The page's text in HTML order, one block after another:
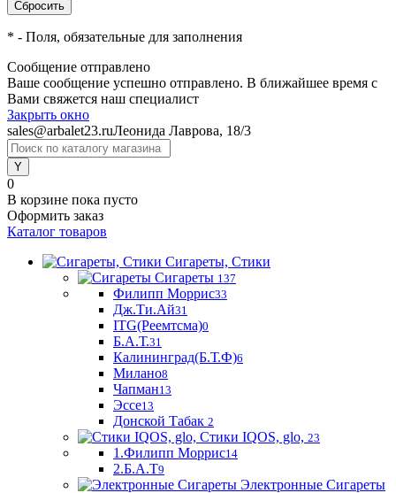
* - Поля, обязательные для заполнения
Сообщение отправлено
Ваше сообщение успешно отправлено. В ближайшее время с
Вами свяжется наш специалист
Закрыть окно
sales@arbalet23.ruЛеонида Лаврова, 18/3
0
В корзине пока пусто
Оформить заказ
Каталог товаров
Сигареты, Стики
Сигареты 137
Филипп Моррис33
Дж.Ти.Ай31
ITG(Реемтсма)0
Б.А.Т.31
Калининград(Б.Т.Ф)6
Милано8
Чапман13
Эссе13
Донской Табак 2
Стики IQOS, glo, 23
1.Филипп Моррис14
2.Б.А.Т9
Электронные Сигареты